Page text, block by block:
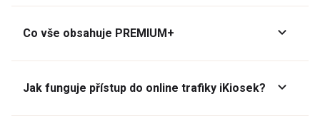
Co vše obsahuje PREMIUM+
Jak funguje přístup do online trafiky iKiosek?